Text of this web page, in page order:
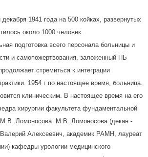
1941 года на 500 койках, развернутых
около 1000 человек.
подготовка всего персонала больницы и
и самопожертвования, заложенный НБ
стремиться к интеграции
1954 г по настоящее время, больница.
клиническим. В настоящее время на его
хирургии факультета фундаментальной
Ломоносова. М.В. Ломоносова (декан -
Алексеевич, академик РАМН, лауреат
кафедры урологии медицинского